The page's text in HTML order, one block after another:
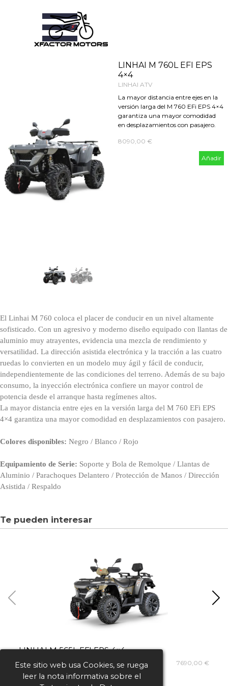
Este sitio web usa Cookies, se ruega
leer la nota informativa sobre el
LINHAI M 760L EFI EPS
4×4
LINHAI ATV
La mayor distancia entre ejes en la
versión larga del M 760 EFi EPS 4×4
garantiza una mayor comodidad
en desplazamientos con pasajero.
8090,00 €
Añadir
El Linhai M 760 coloca el placer de conducir en un nivel altamente
sofisticado. Con un agresivo y moderno diseño equipado con llantas de
aluminio muy atrayentes, evidencia una mezcla de rendimiento y
versatilidad. La dirección asistida electrónica y la tracción a las cuatro
ruedas lo convierten en un modelo muy ágil y fácil de conducir,
independientemente de las condiciones del terreno. Además de su bajo
consumo, la inyección electrónica confiere un mayor control de
potencia desde el arranque hasta regímenes altos.
La mayor distancia entre ejes en la versión larga del M 760 EFi EPS
4×4 garantiza una mayor comodidad en desplazamientos con pasajero.
Colores disponibles: Negro / Blanco / Rojo
Equipamiento de Serie: Soporte y Bola de Remolque / Llantas de
Aluminio / Parachoques Delantero / Protección de Manos / Dirección
Asistida / Respaldo
Te pueden interesar
LINHAI M 565L EFI EPS 4×4
7690,00 €